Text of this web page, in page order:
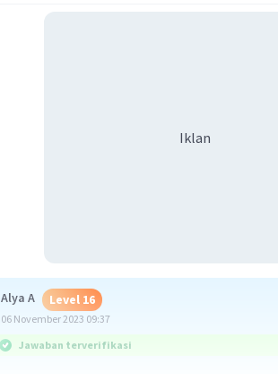
Iklan
Alya A Level 16
06 November 2023 09:37
Jawaban terverifikasi